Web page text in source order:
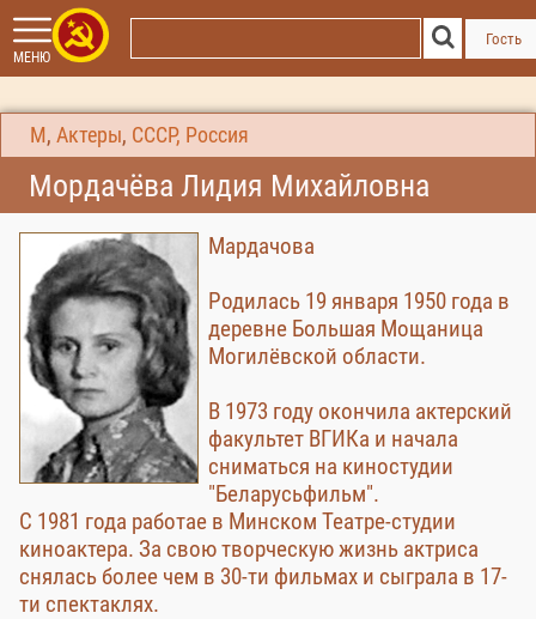
МЕНЮ
Гость
М , Актеры, СССР, Россия
Мордачёва Лидия Михайловна
Мардачова
Родилась 19 января 1950 года в
деревне Большая Мощаница
Могилёвской области.
В 1973 году окончила актерский
факультет ВГИКа и начала
сниматься на киностудии
"Беларусьфильм".
С 1981 года работае в Минском Театре-студии
киноактера. За свою творческую жизнь актриса
снялась более чем в 30-ти фильмах и сыграла в 17-
ти спектаклях.